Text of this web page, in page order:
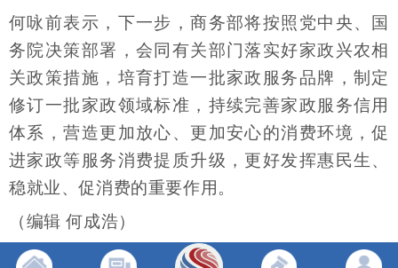
何咏前表示，下一步，商务部将按照党中央、国
务院决策部署，会同有关部门落实好家政兴农相
关政策措施，培育打造一批家政服务品牌，制定
修订一批家政领域标准，持续完善家政服务信用
体系，营造更加放心、更加安心的消费环境，促
进家政等服务消费提质升级，更好发挥惠民生、
稳就业、促消费的重要作用。
（编辑 何成浩）